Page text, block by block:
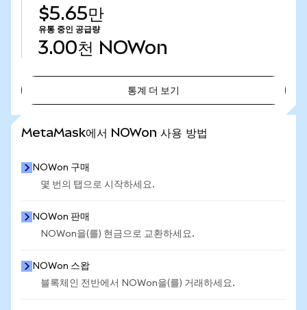
$5.65만
유통 중인 공급량
3.00천 NOWon
통계 더 보기
MetaMask에서 NOWon 사용 방법
NOWon 구매
몇 번의 탭으로 시작하세요.
NOWon 판매
NOWon을(를) 현금으로 교환하세요.
NOWon 스왑
블록체인 전반에서 NOWon을(를) 거래하세요.